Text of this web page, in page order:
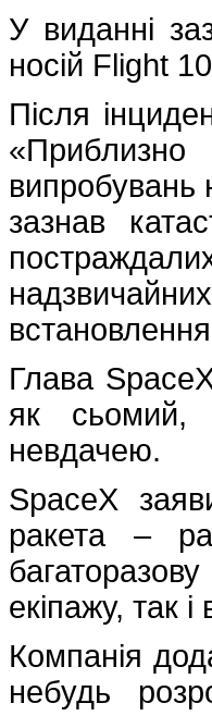
У виданні
носій Flight
Після
випробувань
зазнав
Глава
як сьомий,
невдачею.
SpaceX
ракета –
екіпажу, так
Компанія
небудь